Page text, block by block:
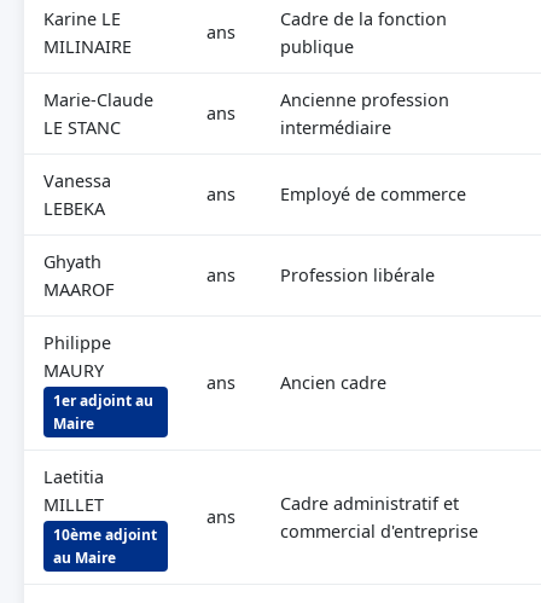
Karine LE
MILINAIRE
ans
Cadre de la fonction
publique
Marie-Claude
LE STANC
ans
Ancienne profession
intermédiaire
Vanessa
LEBEKA
ans Employé de commerce
Ghyath
MAAROF
ans Profession libérale
Philippe
MAURY
1er adjoint au
Maire
ans Ancien cadre
Laetitia
MILLET
10ème adjoint
au Maire
ans
Cadre administratif et
commercial d'entreprise